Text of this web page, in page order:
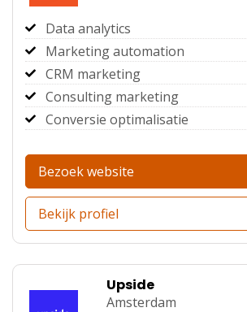
Data analytics
Marketing automation
CRM marketing
Consulting marketing
Conversie optimalisatie
Bezoek website
Bekijk profiel
Upside
Amsterdam